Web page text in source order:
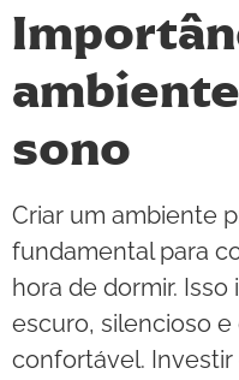
sono
Criar um ambiente
fundamental para
hora de dormir.
escuro, silencioso
confortável.